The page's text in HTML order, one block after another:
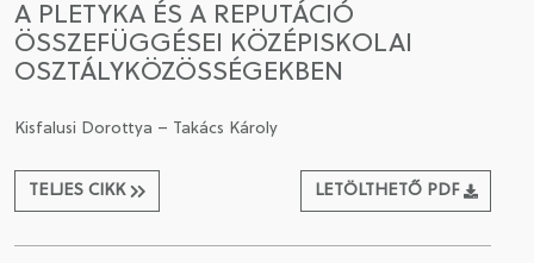
A PLETYKA ÉS A REPUTÁCIÓ
ÖSSZEFÜGGÉSEI KÖZÉPISKOLAI
OSZTÁLYKÖZÖSSÉGEKBEN
Kisfalusi Dorottya – Takács Károly
TELJES CIKK LETÖLTHETŐ PDF